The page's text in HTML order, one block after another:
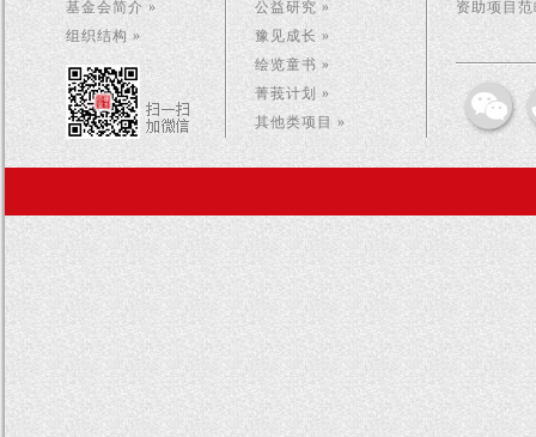
基金会简介 »
组织结构 »
公益研究 »
豫见成长 »
绘览童书 »
菁莪计划 »
其他类项目 »
资助项目